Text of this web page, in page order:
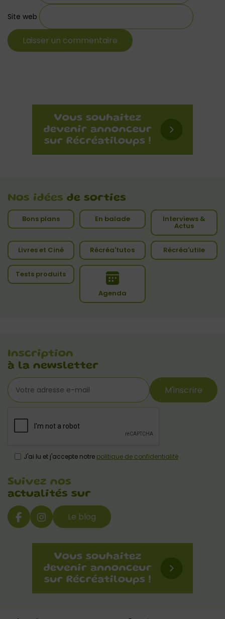
Site web
Nos idées de sorties
Bons plans En balade Interviews &
Actus
Livres et Ciné Récréa'tutos Récréa'utile
Tests produits
Agenda
Inscription
à la newsletter
M'inscrire
J'ai lu et j'accepte notre politique de confidentialité
Suivez nos
actualités sur
Le blog